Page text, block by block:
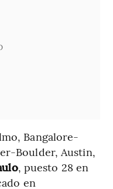
Bangalore-
Boulder, Austin,
, puesto 28 en
en